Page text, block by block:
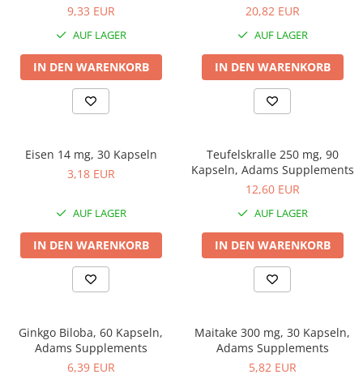
9,33 EUR
AUF LAGER
IN DEN WARENKORB
20,82 EUR
AUF LAGER
IN DEN WARENKORB
Eisen 14 mg, 30 Kapseln
3,18 EUR
AUF LAGER
IN DEN WARENKORB
Teufelskralle 250 mg, 90
Kapseln, Adams Supplements
12,60 EUR
AUF LAGER
IN DEN WARENKORB
Ginkgo Biloba, 60 Kapseln,
Adams Supplements
6,39 EUR
Maitake 300 mg, 30 Kapseln,
Adams Supplements
5,82 EUR